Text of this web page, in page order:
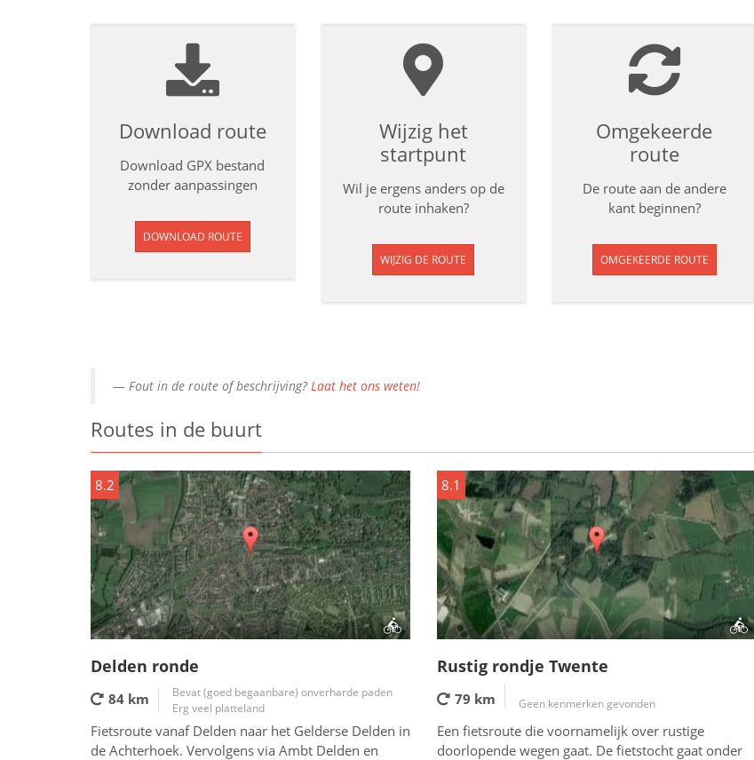
Download route
Download GPX bestand
zonder aanpassingen
DOWNLOAD ROUTE
Wijzig het
startpunt
Wil je ergens anders op de
route inhaken?
WIJZIG DE ROUTE
Omgekeerde
route
De route aan de andere
kant beginnen?
OMGEKEERDE ROUTE
Fout in de route of beschrijving?Laat het ons weten!
Routes in de buurt
8.2
Delden ronde
84 km
Bevat (goed begaanbare) onverharde paden
Erg veel platteland
Fietsroute vanaf Delden naar het Gelderse Delden in
de Achterhoek. Vervolgens via Ambt Delden en
8.1
Rustig rondje Twente
79 km Geen kenmerken gevonden
Een fietsroute die voornamelijk over rustige
doorlopende wegen gaat. De fietstocht gaat onder